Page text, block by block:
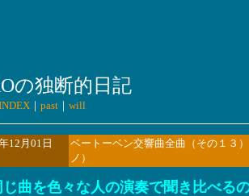
の独断的日記
｜ past｜ will
12月01日
ベートーベン交響曲全曲（その１３
ノ）
曲を色々な人の演奏で聞き比べる